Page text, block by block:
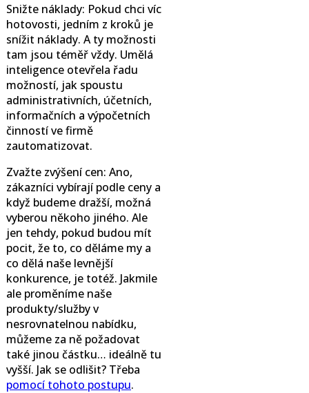
Snižte náklady: Pokud chci víc
hotovosti, jedním z kroků je
snížit náklady. A ty možnosti
tam jsou téměř vždy. Umělá
inteligence otevřela řadu
možností, jak spoustu
administrativních, účetních,
informačních a výpočetních
činností ve firmě
zautomatizovat.
Zvažte zvýšení cen: Ano,
zákazníci vybírají podle ceny a
když budeme dražší, možná
vyberou někoho jiného. Ale
jen tehdy, pokud budou mít
pocit, že to, co děláme my a
co dělá naše levnější
konkurence, je totéž. Jakmile
ale proměníme naše
produkty/služby v
nesrovnatelnou nabídku,
můžeme za ně požadovat
také jinou částku… ideálně tu
vyšší. Jak se odlišit? Třeba
pomocí tohoto postupu.